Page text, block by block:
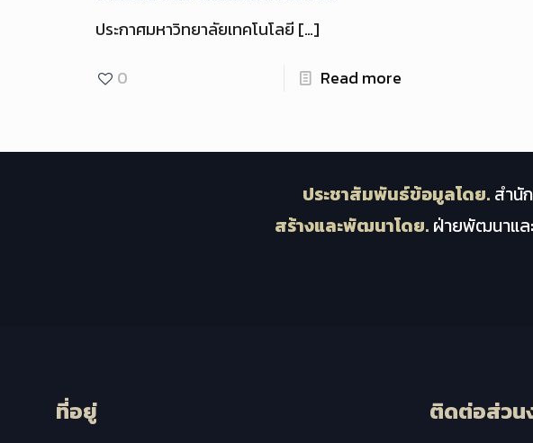
ประกาศมหาวิทยาลัยเทคโนโลยี […]
0
Read more
ประชาสัมพันธ์ข้อมูลโดย. สำนั
สร้างและพัฒนาโดย.ฝ่ายพัฒนาและ
ที่อยู่ ติดต่อส่วน